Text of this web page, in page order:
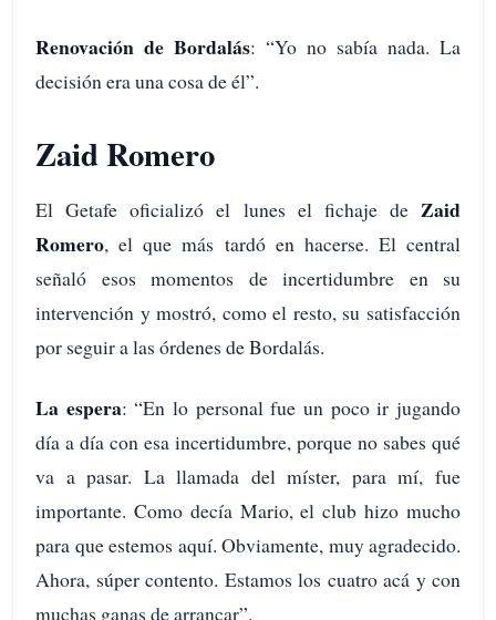
Renovación de Bordalás: “Yo no sabía nada. La
decisión era una cosa de él”.
Zaid Romero
El Getafe oficializó el lunes el fichaje de Zaid
Romero, el que más tardó en hacerse. El central
señaló esos momentos de incertidumbre en su
intervención y mostró, como el resto, su satisfacción
por seguir a las órdenes de Bordalás.
La espera: “En lo personal fue un poco ir jugando
día a día con esa incertidumbre, porque no sabes qué
va a pasar. La llamada del míster, para mí, fue
importante. Como decía Mario, el club hizo mucho
para que estemos aquí. Obviamente, muy agradecido.
Ahora, súper contento. Estamos los cuatro acá y con
muchas ganas de arrancar”.